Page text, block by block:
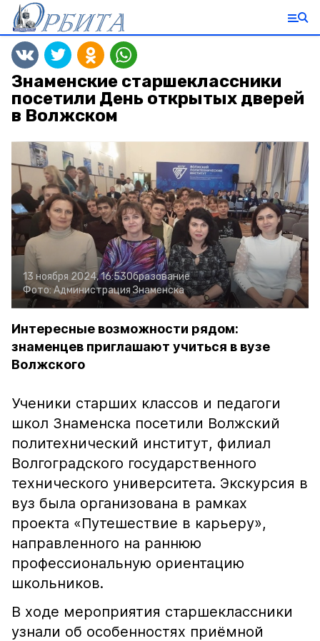
Знаменские старшеклассники
посетили День открытых дверей
в Волжском
13 ноября 2024, 16:53Образование
Фото:Администрация Знаменска
Интересные возможности рядом:
знаменцев приглашают учиться в вузе
Волжского
Ученики старших классов и педагоги
школ Знаменска посетили Волжский
политехнический институт, филиал
Волгоградского государственного
технического университета. Экскурсия в
вуз была организована в рамках
проекта «Путешествие в карьеру»,
направленного на раннюю
профессиональную ориентацию
школьников.
В ходе мероприятия старшеклассники
узнали об особенностях приёмной